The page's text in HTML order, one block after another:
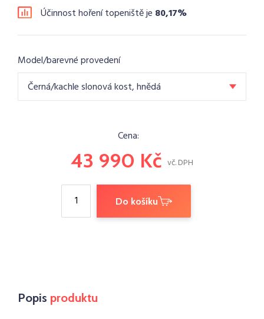
Účinnost hoření topeniště je 80,17%
Model/barevné provedení
Černá/kachle slonová kost, hnědá
Cena:
43 990 Kč vč. DPH
Do košíku
Popis produktu